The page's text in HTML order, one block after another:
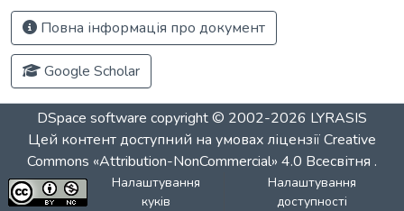
Повна інформація про документ
Google Scholar
DSpace software copyright © 2002-2026 LYRASIS
Цей контент доступний на умовах ліцензіїCreative
Commons «Attribution-NonCommercial» 4.0 Всесвітня .
Налаштування
куків
Налаштування
доступності